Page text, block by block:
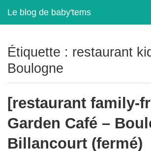
Le blog de baby'tems
Étiquette : restaurant
Boulogne
[restaurant family-
Garden Café –
Billancourt (fermé)